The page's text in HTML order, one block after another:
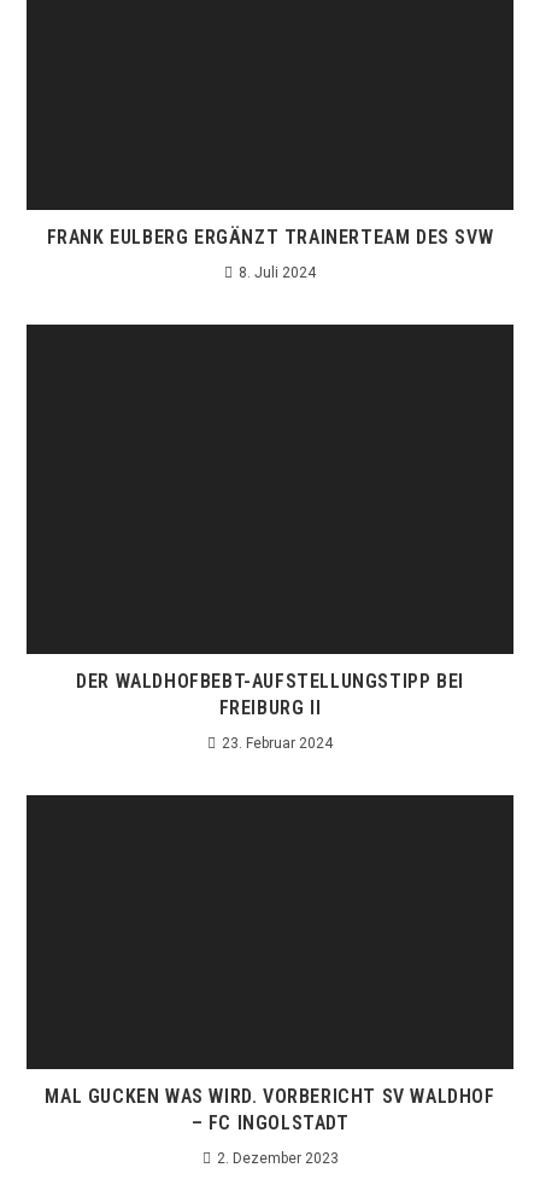
FRANK EULBERG ERGÄNZT TRAINERTEAM DES SVW
8. Juli 2024
DER WALDHOFBEBT-AUFSTELLUNGSTIPP BEI
FREIBURG II
23. Februar 2024
MAL GUCKEN WAS WIRD. VORBERICHT SV WALDHOF
– FC INGOLSTADT
2. Dezember 2023